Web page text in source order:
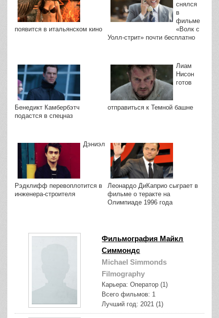
появится в итальянском кино
снялся
в
фильме
«Волк с
Уолл-стрит» почти бесплатно
Бенедикт Камбербэтч
подастся в спецназ
Лиам
Нисон
готов
отправиться к Темной башне
Дэниэл
Рэдклифф перевоплотится в
инженера-строителя
Леонардо ДиКаприо сыграет в
фильме о теракте на
Олимпиаде 1996 года
Фильмография Майкл
Симмондс
Michael Simmonds
Filmography
Карьера: Оператор (1)
Всего фильмов: 1
Лучший год: 2021 (1)